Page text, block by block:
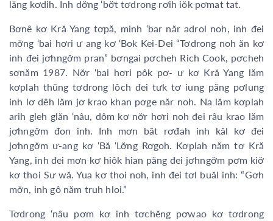
lăng kơdih. Inh dơ̆ng ‘bơ̆t tơdrong rơih iŏk pơmat tat.
Bơnê kơ Kră Yang tơpă, minh ‘bar năr adrol noh, inh đei
mơ̆ng ‘bai hơri ư ang kơ ‘Bok Kei-Dei “Tơdrong noh ăn kơ
inh đei jơhngơ̆m pran” bơngai pơcheh Rich Cook, pơcheh
sơnăm 1987. Nơ̆r ‘bai hơri pôk pơ- ư kơ Kră Yang lăm
kơplah thŭng tơdrong lôch đei tưk tơ iung păng pơlung
inh lơ dêh lăm jơ krao khan pơge năr noh. Na lăm kơplah
arih gleh glăn ‘nâu, dôm kơ nơ̆r hơri noh đei râu krao lăm
jơhngơ̆m đon inh. Inh mơn băt rơđah inh kăl kơ đei
jơhngơ̆m ư-ang kơ ‘Bă ‘Lơ̆ng Rơgoh. Kơplah năm tơ Kră
Yang, inh đei mơn kơ hiôk hian păng đei jơhngơ̆m pơm kiơ̆
kơ thoi Sư wă. Yua kơ thoi noh, inh đei tơl buăl inh: “Gơh
mơ̆n, inh gô năm truh hloi.”
Tơdrong ‘nâu pơm kơ inh tơchĕng pơwao kơ tơdrong